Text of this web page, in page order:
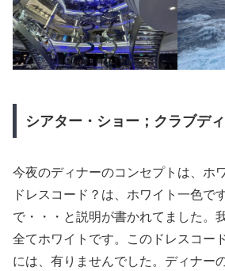
シアター・ショー；クラブデ
今夜のディナーのコンセプトは、ホ
ドレスコード？は、ホワイト一色で
で・・・と説明が書かれてました。
全てホワイトです。このドレスコー
には、有りませんでした。ディナー